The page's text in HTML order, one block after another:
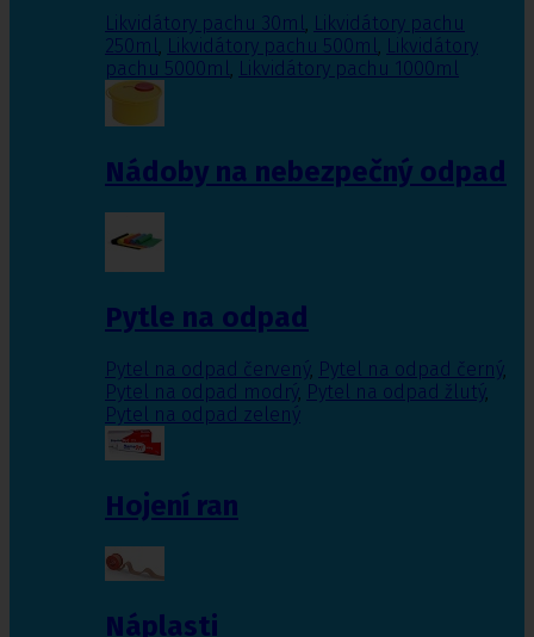
Likvidátory pachu 30ml, Likvidátory pachu
250ml, Likvidátory pachu 500ml, Likvidátory
pachu 5000ml, Likvidátory pachu 1000ml
Nádoby na nebezpečný odpad
Pytle na odpad
Pytel na odpad červený, Pytel na odpad černý,
Pytel na odpad modrý, Pytel na odpad žlutý,
Pytel na odpad zelený
Hojení ran
Náplasti